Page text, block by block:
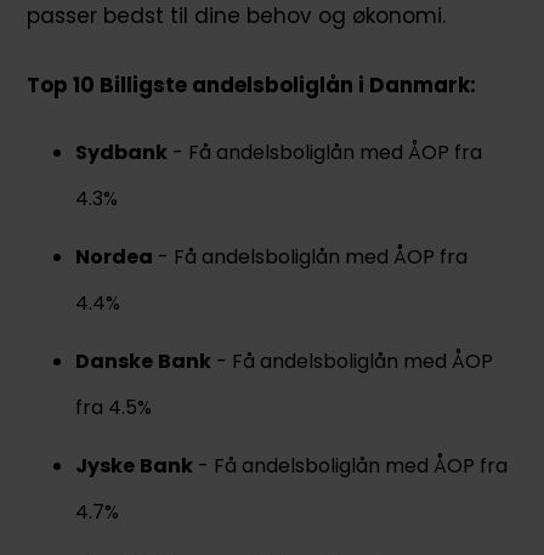
passer bedst til dine behov og økonomi.
Top 10 Billigste andelsboliglån i Danmark:
Sydbank - Få andelsboliglån med ÅOP fra
4.3%
Nordea - Få andelsboliglån med ÅOP fra
4.4%
Danske Bank - Få andelsboliglån med ÅOP
fra 4.5%
Jyske Bank - Få andelsboliglån med ÅOP fra
4.7%